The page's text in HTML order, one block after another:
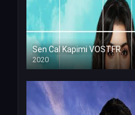
Sen Cal Kapimi VOSTFR
2020